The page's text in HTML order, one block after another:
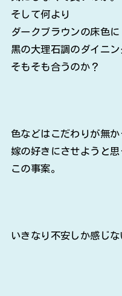
そして何より
ダークブラウンの床色に
黒の大理石調のダイニ
そもそも合うのか？
色などはこだわりが無
嫁の好きにさせようと
この事案。
いきなり不安しか感じ